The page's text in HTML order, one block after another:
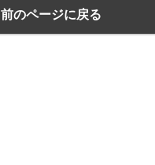
前のページに戻る